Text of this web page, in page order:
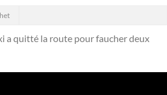
a quitté la route pour faucher deux